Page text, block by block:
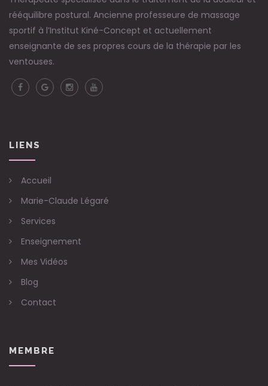
rééquilibre postural. Ancienne professeure de massage
sportif à l’Institut Kiné-Concept et actuellement
enseignante de ses propres cours de la thérapie par les
ventouses.
LIENS
Accueil
Marie-Claude Légaré
Services
Enseignement
Mes Vidéos
Blog
Contact
MEMBRE